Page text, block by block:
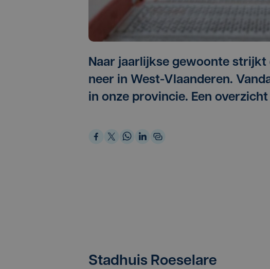
Naar jaarlijkse gewoonte
neer in West-Vlaanderen.
in onze provincie. Een
Stadhuis Roeselare